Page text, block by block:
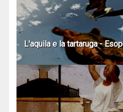
L'aquila e la tartaruga -